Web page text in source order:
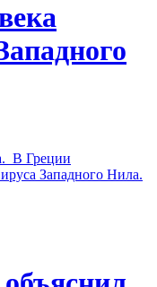
В Греции
Западного Нила.